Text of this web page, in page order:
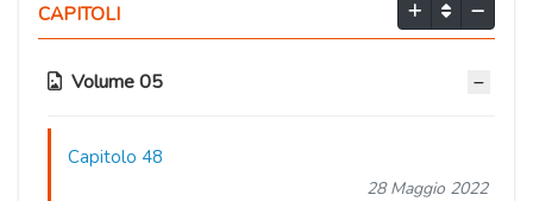
CAPITOLI
Volume 05
Capitolo 48
28 Maggio 2022